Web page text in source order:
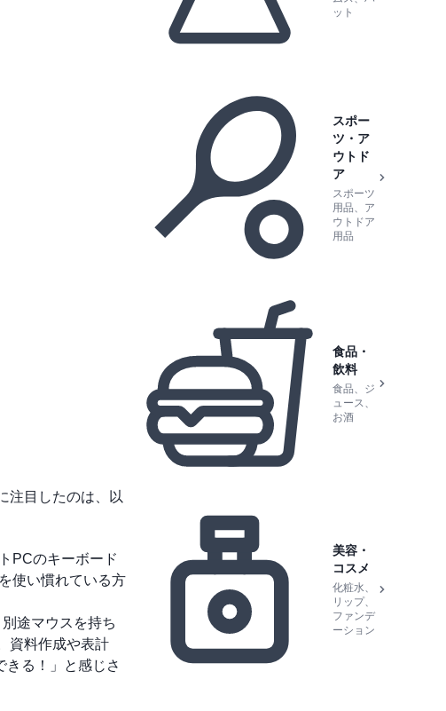
注目したのは、以
PCのキーボード
使い慣れている方
途マウスを持ち
資料作成や表計
る！」と感じさ
ット
スポー
ツ・ア
ウトド
ア
スポーツ
用品、ア
ウトドア
用品
食品・
飲料
食品、ジ
ュース、
お酒
美容・
コスメ
化粧水、
リップ、
ファンデ
ーション